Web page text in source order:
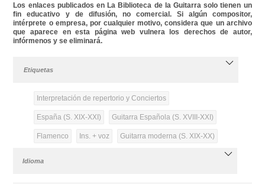
Los enlaces publicados en La Biblioteca de la Guitarra solo tienen un
fin educativo y de difusión, no comercial. Si algún compositor,
intérprete o empresa, por cualquier motivo, considera que un archivo
que aparece en esta página web vulnera los derechos de autor,
infórmenos y se eliminará.
Etiquetas
Interpretación de repertorio y Conciertos
España (S. XIX-XXI) Guitarra Española (S. XVIII-XXI)
Flamenco Ins. + voz Guitarra moderna (S. XIX-XX)
Idioma